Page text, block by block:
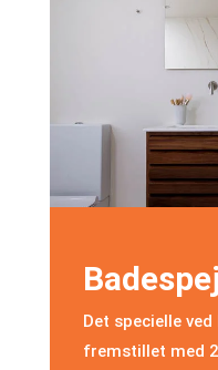
Det specielle
fremstillet med